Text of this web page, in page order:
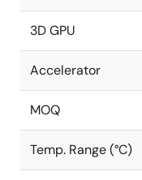
3D GPU
Accelerator
MOQ
Temp. Range (°C)